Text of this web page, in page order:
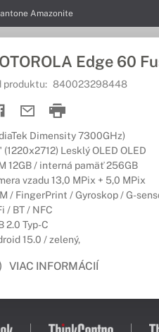
Amazonite
Edge 60
produktu: 840023298448
Dimensity 7300GHz)
(1220x2712) Lesklý OLED OLED
12GB / interná pamäť 256GB
vzadu 13,0 MPix + 5,0 MPix
/ FingerPrint / Gyroskop / G-
/ BT / NFC
2.0 Typ-C
15.0 / zelený,
VIAC INFORMÁCIÍ